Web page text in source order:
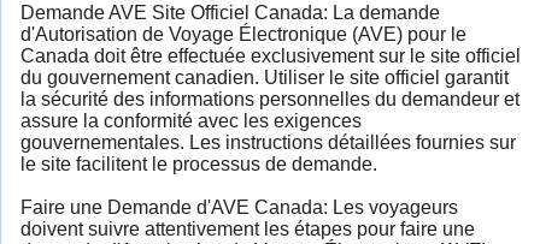
Demande AVE Site Officiel Canada: La demande
d'Autorisation de Voyage Électronique (AVE) pour le
Canada doit être effectuée exclusivement sur le site officiel
du gouvernement canadien. Utiliser le site officiel garantit
la sécurité des informations personnelles du demandeur et
assure la conformité avec les exigences
gouvernementales. Les instructions détaillées fournies sur
le site facilitent le processus de demande.
Faire une Demande d'AVE Canada: Les voyageurs
doivent suivre attentivement les étapes pour faire une